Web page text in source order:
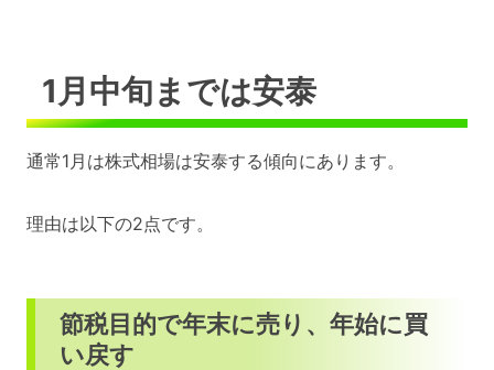
1月中旬までは安泰
通常1月は株式相場は安泰する傾向にあります。
理由は以下の2点です。
節税目的で年末に売り、年始に買
い戻す